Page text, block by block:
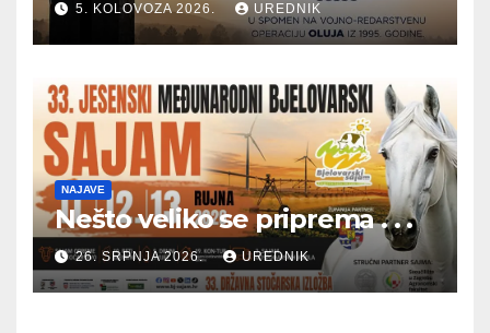
5. KOLOVOZA 2026. UREDNIK
NAJAVE
Nešto veliko se priprema . . .
26. SRPNJA 2026. UREDNIK